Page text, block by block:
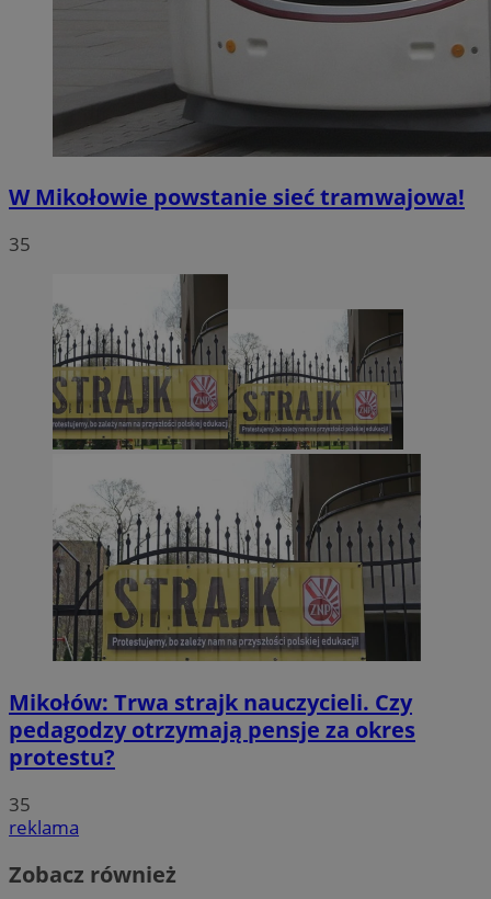
W Mikołowie powstanie sieć tramwajowa!
35
Mikołów: Trwa strajk nauczycieli. Czy
pedagodzy otrzymają pensje za okres
protestu?
35
reklama
Zobacz również